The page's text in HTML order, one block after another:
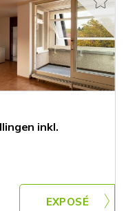
inkl.